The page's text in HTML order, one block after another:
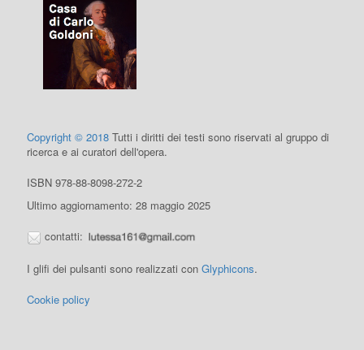
Copyright © 2018 Tutti i diritti dei testi sono riservati al gruppo di
ricerca e ai curatori dell'opera.
ISBN 978-88-8098-272-2
Ultimo aggiornamento: 28 maggio 2025
contatti:
I glifi dei pulsanti sono realizzati conGlyphicons.
Cookie policy